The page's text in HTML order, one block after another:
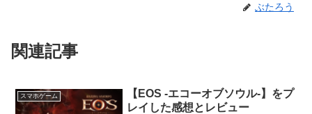
ぶたろう
関連記事
スマホゲーム
【EOS -エコーオブソウル-】をプ
レイした感想とレビュー